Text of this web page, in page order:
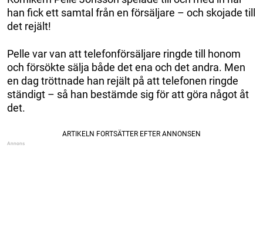
han fick ett samtal från en försäljare – och skojade till
det rejält!
Pelle var van att telefonförsäljare ringde till honom
och försökte sälja både det ena och det andra. Men
en dag tröttnade han rejält på att telefonen ringde
ständigt – så han bestämde sig för att göra något åt
det.